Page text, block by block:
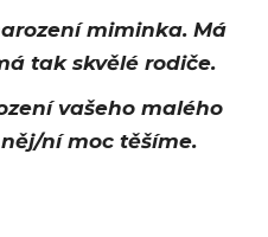
miminka. Má
tak skvělé rodiče.
vašeho malého
ní moc těšíme.